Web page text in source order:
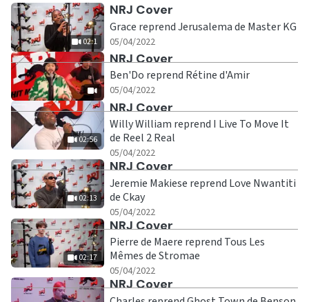
02:1
Ecouter
NRJ Cover
Grace reprend Jerusalema de Master KG
05/04/2022
Ecouter
NRJ Cover
Ben'Do reprend Rétine d'Amir
05/04/2022
02:56
Ecouter
NRJ Cover
Willy William reprend I Live To Move It
de Reel 2 Real
05/04/2022
02:13
Ecouter
NRJ Cover
Jeremie Makiese reprend Love Nwantiti
de Ckay
05/04/2022
02:17
Ecouter
NRJ Cover
Pierre de Maere reprend Tous Les
Mêmes de Stromae
05/04/2022
Ecouter
NRJ Cover